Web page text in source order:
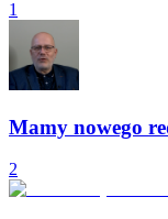
1
Mamy nowego
2